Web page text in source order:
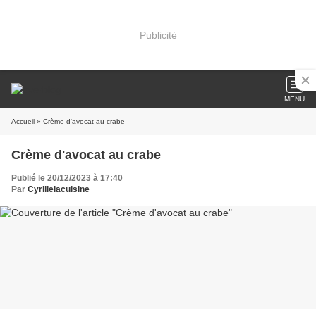
Publicité
MENU
Accueil » Crème d'avocat au crabe
Crème d'avocat au crabe
Publié le 20/12/2023 à 17:40
Par Cyrillelacuisine